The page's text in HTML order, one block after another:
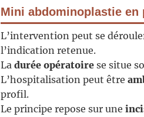
Mini abdominoplastie en
L’intervention peut se
l’indication retenue.
Ladurée opératoire se situe
L’hospitalisation peut être
profil.
Le principe repose sur une